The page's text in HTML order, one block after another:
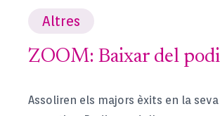
Altres
ZOOM: Baixar del podi
Assoliren els majors èxits en la